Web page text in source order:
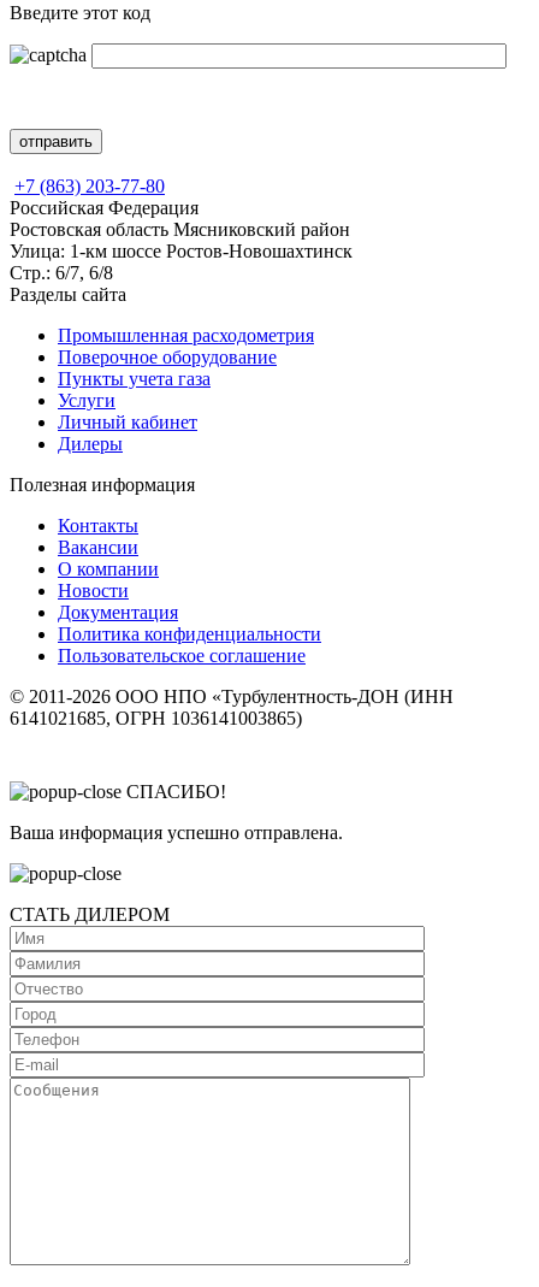
Введите этот код
+7 (863) 203-77-80
Российская Федерация
Ростовская область Мясниковский район
Улица: 1-км шоссе Ростов-Новошахтинск
Стр.: 6/7, 6/8
Разделы сайта
Промышленная расходометрия
Поверочное оборудование
Пункты учета газа
Услуги
Личный кабинет
Дилеры
Полезная информация
Контакты
Вакансии
О компании
Новости
Документация
Политика конфиденциальности
Пользовательское соглашение
© 2011-2026 ООО НПО «Турбулентность-ДОН (ИНН
6141021685, ОГРН 1036141003865)
СПАСИБО!
Ваша информация успешно отправлена.
СТАТЬ ДИЛЕРОМ